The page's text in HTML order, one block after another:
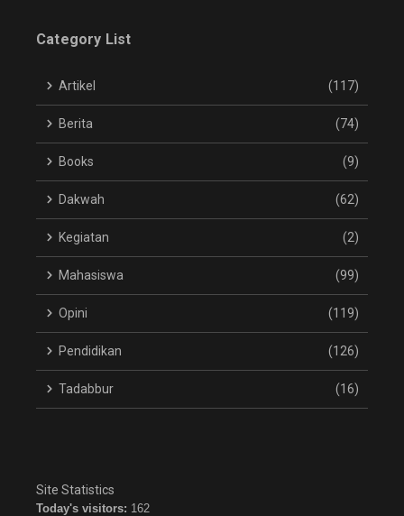
Category List
Artikel (117)
Berita (74)
Books (9)
Dakwah (62)
Kegiatan (2)
Mahasiswa (99)
Opini (119)
Pendidikan (126)
Tadabbur (16)
Site Statistics
Today's visitors: 162